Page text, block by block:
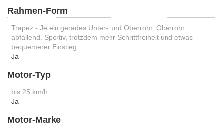
Rahmen-Form
Trapez - Je ein gerades Unter- und Oberrohr. Oberrohr
abfallend. Sportiv, trotzdem mehr Schrittfreiheit und etwas
bequemerer Einstieg.
Ja
Motor-Typ
bis 25 km/h
Ja
Motor-Marke